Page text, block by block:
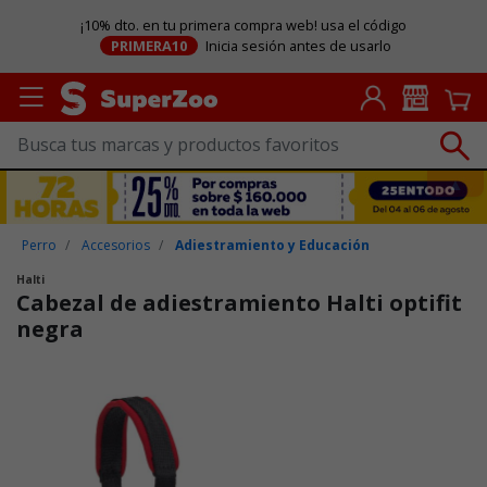
¡10% dto. en tu primera compra web! usa el código
PRIMERA10
Inicia sesión antes de usarlo
Perro Accesorios Adiestramiento y Educación
Halti
Cabezal de adiestramiento Halti optifit
negra